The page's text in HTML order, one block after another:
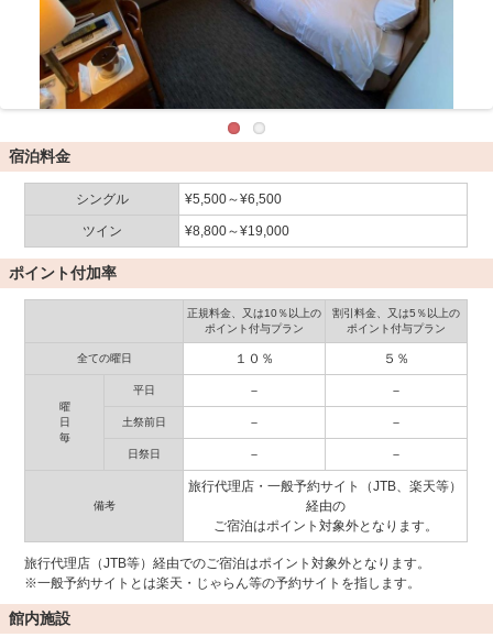
宿泊料金
シングル ¥5,500～¥6,500
ツイン ¥8,800～¥19,000
ポイント付加率
正規料金、又は10％以上の
ポイント付与プラン
割引料金、又は5％以上の
ポイント付与プラン
全ての曜日 １０％ ５％
曜
日
毎
平日 － －
土祭前日 － －
日祭日 － －
備考
旅行代理店・一般予約サイト（JTB、楽天等）
経由の
ご宿泊はポイント対象外となります。
旅行代理店（JTB等）経由でのご宿泊はポイント対象外となります。
※一般予約サイトとは楽天・じゃらん等の予約サイトを指します。
館内施設